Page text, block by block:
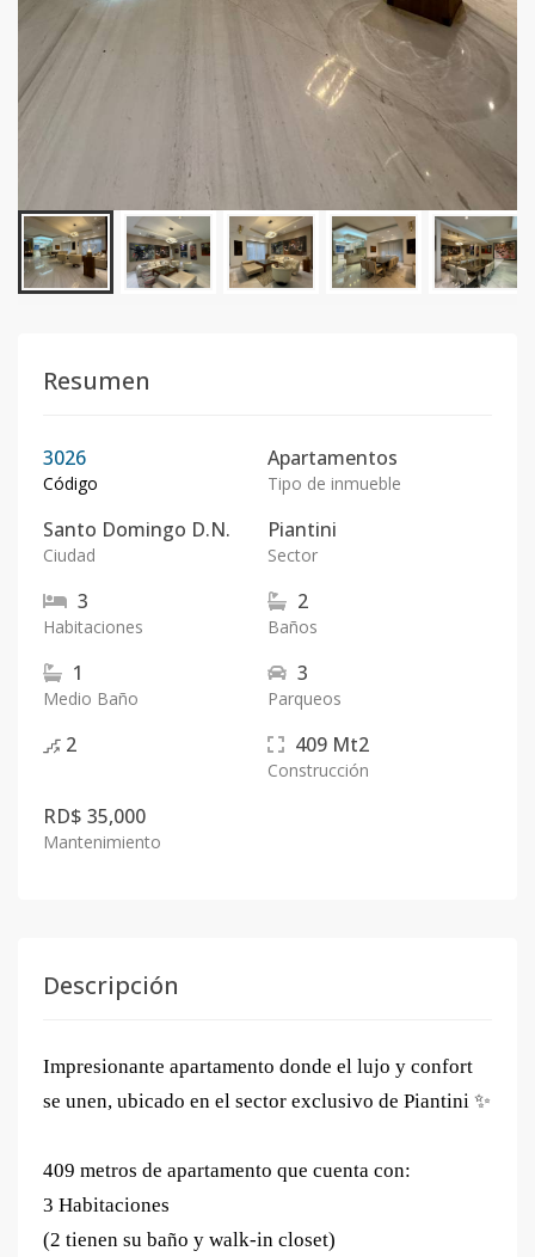
Resumen
3026
Código
Apartamentos
Tipo de inmueble
Santo Domingo D.N.
Ciudad
Piantini
Sector
3
Habitaciones
2
Baños
1
Medio Baño
3
Parqueos
2 409 Mt2
Construcción
RD$ 35,000
Mantenimiento
Descripción
Impresionante apartamento donde el lujo y confort
se unen, ubicado en el sector exclusivo de Piantini ✨
409 metros de apartamento que cuenta con:
3 Habitaciones
(2 tienen su baño y walk-in closet)